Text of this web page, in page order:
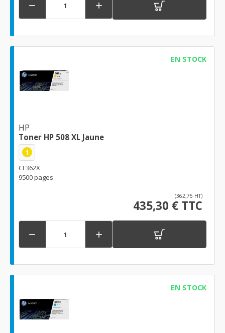
 
EN STOCK
HP
Toner HP 508 XL Jaune
1
CF362X
9500 pages
(362,75 HT)
435,30 € TTC
 
EN STOCK